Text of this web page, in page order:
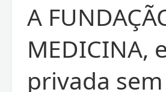
A
MEDICINA,
privada